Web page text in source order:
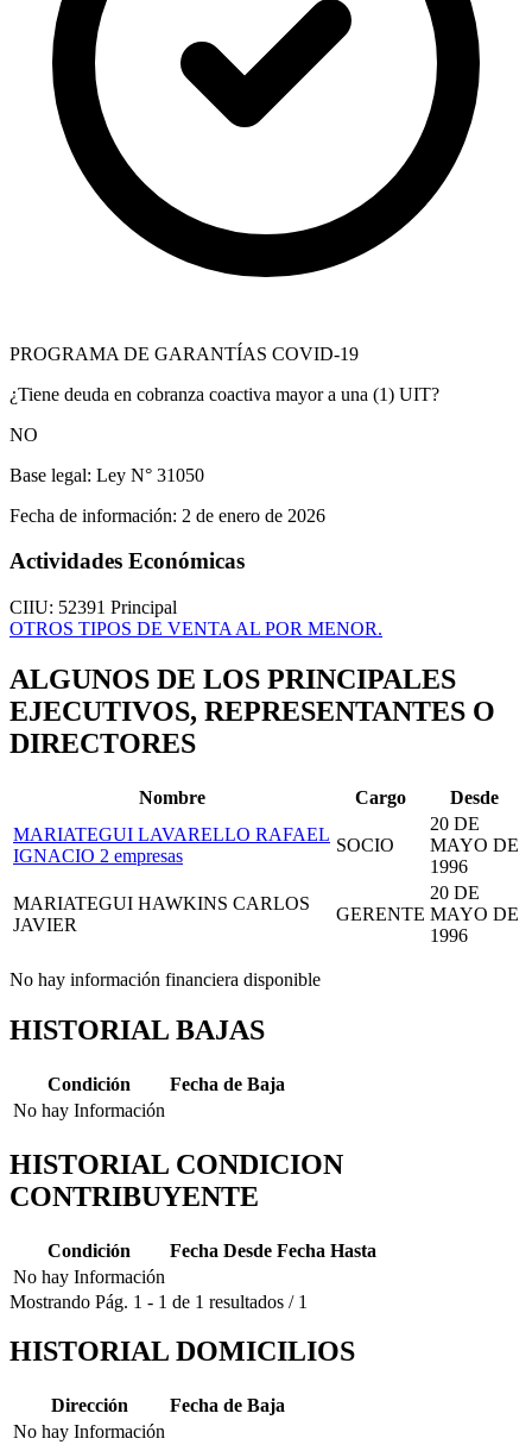
PROGRAMA DE GARANTÍAS COVID-19
¿Tiene deuda en cobranza coactiva mayor a una (1) UIT?
NO
Base legal: Ley N° 31050
Fecha de información: 2 de enero de 2026
Actividades Económicas
CIIU: 52391 Principal
OTROS TIPOS DE VENTA AL POR MENOR.
ALGUNOS DE LOS PRINCIPALES
EJECUTIVOS, REPRESENTANTES O
DIRECTORES
Nombre Cargo
Desde
MARIATEGUI LAVARELLO RAFAEL
IGNACIO 2 empresas
SOCIO
20 DE
MAYO DE
1996
MARIATEGUI HAWKINS CARLOS
JAVIER
GERENTE
20 DE
MAYO DE
1996
No hay información financiera disponible
HISTORIAL BAJAS
Condición
Fecha de Baja
No hay Información
HISTORIAL CONDICION
CONTRIBUYENTE
Condición Fecha Desde Fecha Hasta
No hay Información
Mostrando Pág. 1 - 1 de 1 resultados / 1
HISTORIAL DOMICILIOS
Dirección
Fecha de Baja
No hay Información